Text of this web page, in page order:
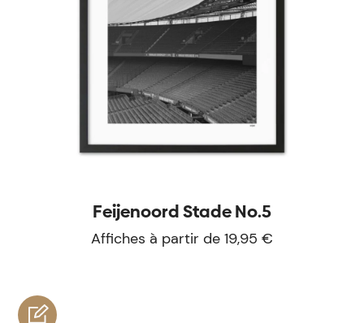
Feijenoord Stade No.5
Affiches à partir de 19,95 €